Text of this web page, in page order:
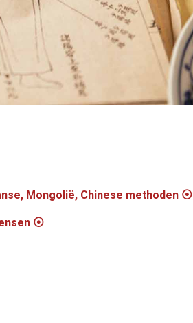
Mongolië, Chinese methoden ⦿
⦿